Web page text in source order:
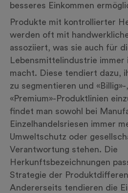
besseres Einkommen
Produkte mit kontrollierter
werden oft mit
assoziiert, was sie auch für
Lebensmittelindustrie immer
macht. Diese tendiert dazu,
zu segmentieren und «Billig»-
«Premium»-Produktlinien
findet man sowohl bei
Einzelhandelsriesen immer
Umweltschutz oder
Verantwortung stehen. Die
Herkunftsbezeichnungen
Strategie der
Andererseits tendieren die